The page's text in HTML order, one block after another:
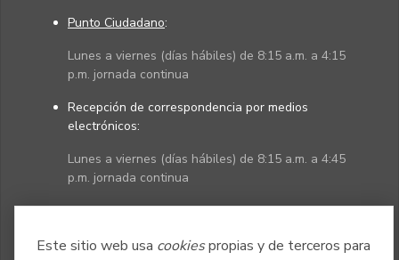
Este sitio web usa cookiespropias y de terceros para
Punto Ciudadano:
Lunes a viernes (días hábiles) de 8:15 a.m. a 4:15
p.m. jornada continua
Recepción de correspondencia por medios
electrónicos:
Lunes a viernes (días hábiles) de 8:15 a.m. a 4:45
p.m. jornada continua